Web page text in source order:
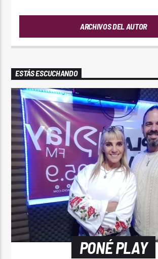
ARCHIVOS DEL AUTOR
ESTÁS ESCUCHANDO
PONÉ PLAY